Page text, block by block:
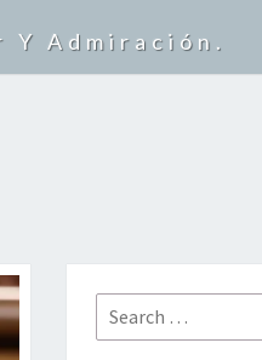
Y Admiración.
Search
for: